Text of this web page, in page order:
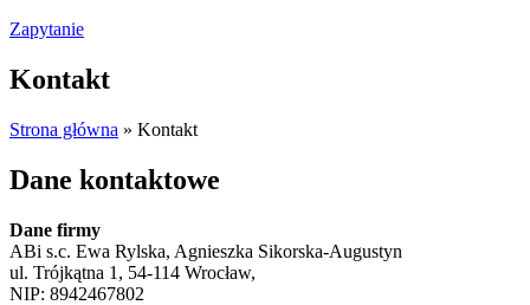
Zapytanie
Kontakt
Strona główna » Kontakt
Dane kontaktowe
Dane firmy
ABi s.c. Ewa Rylska, Agnieszka Sikorska-Augustyn
ul. Trójkątna 1, 54-114 Wrocław,
NIP: 8942467802